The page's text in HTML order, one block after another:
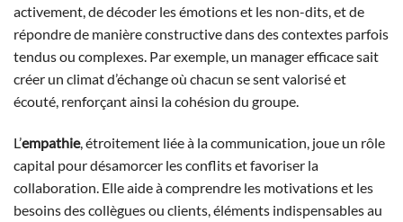
activement, de décoder les émotions et les non-dits, et de
répondre de manière constructive dans des contextes parfois
tendus ou complexes. Par exemple, un manager efficace sait
créer un climat d’échange où chacun se sent valorisé et
écouté, renforçant ainsi la cohésion du groupe.
L’empathie, étroitement liée à la communication, joue un rôle
capital pour désamorcer les conflits et favoriser la
collaboration. Elle aide à comprendre les motivations et les
besoins des collègues ou clients, éléments indispensables au